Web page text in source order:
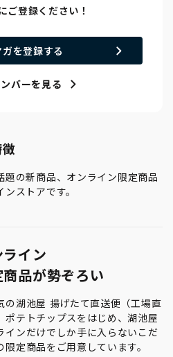
ご登録ください！
ガを登録する
バーを見る
の新商品、オンライン限定商品
ストアです。
イン
商品が勢ぞろい
の湖池屋 揚げたて直送便（工場直
ポテトチップスをはじめ、湖池屋
インだけでしか手に入らないこだ
限定商品をご用意しています。